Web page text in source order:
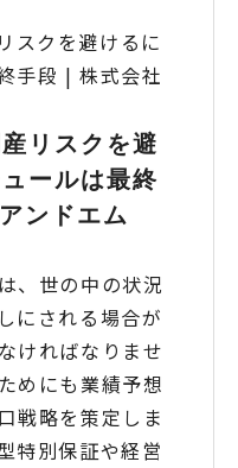
リスクを避
ールは最終
ンドエム
、世の中の状況
にされる場合が
ければなりませ
めにも業績予想
戦略を策定しま
特別保証や経営